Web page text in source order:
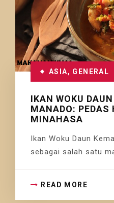
ASIA, GENERAL
IKAN WOKU
MANADO: PEDAS
MINAHASA
Ikan Woku Daun
sebagai salah satu
READ MORE